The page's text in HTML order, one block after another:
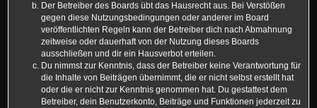
Der Betreiber des Boards übt das Hausrecht aus. Bei Verstößen
gegen diese Nutzungsbedingungen oder anderer im Board
veröffentlichten Regeln kann der Betreiber dich nach Abmahnung
zeitweise oder dauerhaft von der Nutzung dieses Boards
ausschließen und dir ein Hausverbot erteilen.
Du nimmst zur Kenntnis, dass der Betreiber keine Verantwortung für
die Inhalte von Beiträgen übernimmt, die er nicht selbst erstellt hat
oder die er nicht zur Kenntnis genommen hat. Du gestattest dem
Betreiber, dein Benutzerkonto, Beiträge und Funktionen jederzeit zu